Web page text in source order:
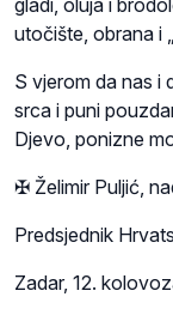
gladi, oluja i
utočište, obrana i
S vjerom da nas i
srca i puni
Djevo, ponizne
✠ Želimir Puljić,
Predsjednik
Zadar, 12.